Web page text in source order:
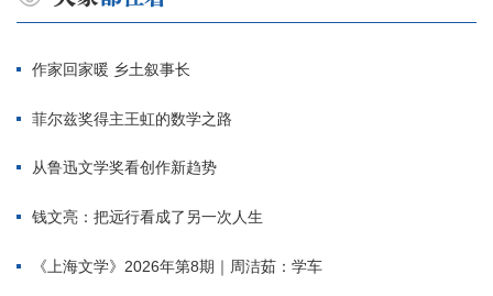
作家回家暖 乡土叙事长
菲尔兹奖得主王虹的数学之路
从鲁迅文学奖看创作新趋势
钱文亮：把远行看成了另一次人生
《上海文学》2026年第8期｜周洁茹：学车